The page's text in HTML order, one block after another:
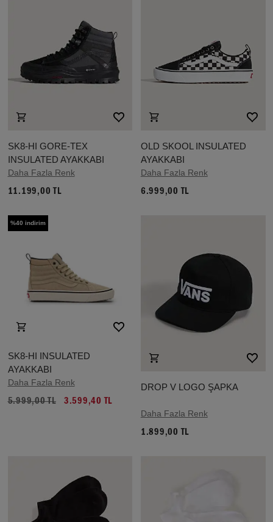
SK8-HI GORE-TEX
INSULATED AYAKKABI
Daha Fazla Renk
11.199,00 TL
OLD SKOOL INSULATED
AYAKKABI
Daha Fazla Renk
6.999,00 TL
%40 indirim
SK8-HI INSULATED
AYAKKABI
Daha Fazla Renk
5.999,00 TL 3.599,40 TL
DROP V LOGO ŞAPKA
Daha Fazla Renk
1.899,00 TL